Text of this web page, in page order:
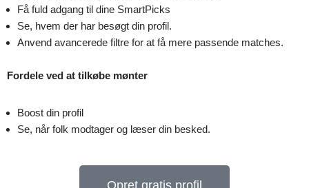
Få fuld adgang til dine SmartPicks
Se, hvem der har besøgt din profil.
Anvend avancerede filtre for at få mere passende matches.
Fordele ved at tilkøbe mønter
Boost din profil
Se, når folk modtager og læser din besked.